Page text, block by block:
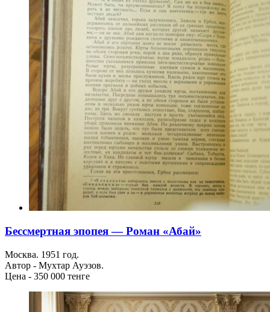
Бессмертная эпопея — Роман «Абай»
Москва. 1951 год.
Автор - Мухтар Ауэзов.
Цена - 350 000 тенге